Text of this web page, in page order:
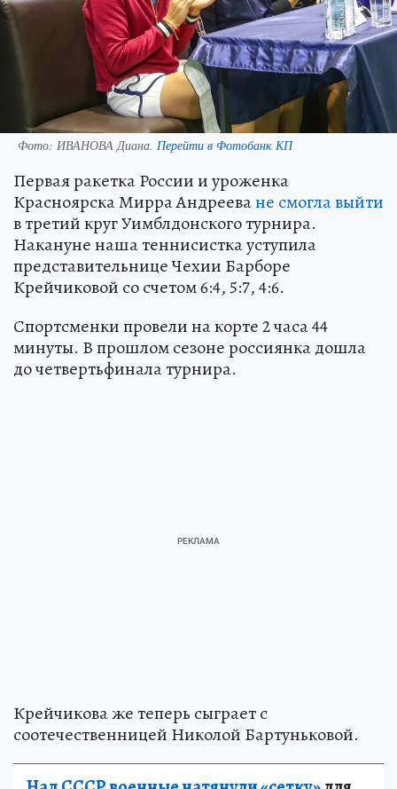
Фото: ИВАНОВА Диана. Перейти в Фотобанк КП
Первая ракетка России и уроженка
Красноярска Мирра Андрееване смогла выйти
в третий круг Уимблдонского турнира.
Накануне наша теннисистка уступила
представительнице Чехии Барборе
Крейчиковой со счетом 6:4, 5:7, 4:6.
Спортсменки провели на корте 2 часа 44
минуты. В прошлом сезоне россиянка дошла
до четвертьфинала турнира.
Крейчикова же теперь сыграет с
соотечественницей Николой Бартуньковой.